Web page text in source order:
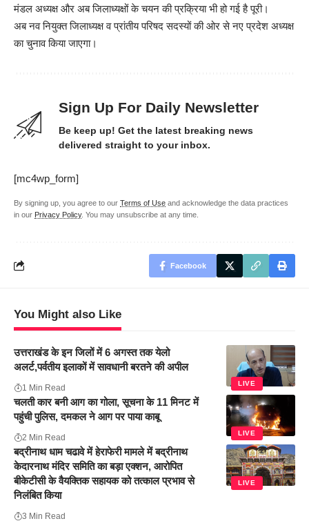
मंडल अध्यक्ष और अब जिलाध्यक्षों के चयन की प्रक्रिया भी हो गई है पूरी।
अब नव नियुक्त जिलाध्यक्ष व प्रांतीय परिषद सदस्यों की ओर से नए प्रदेश अध्यक्ष
का चुनाव किया जाएगा।
Sign Up For Daily Newsletter
Be keep up! Get the latest breaking news
delivered straight to your inbox.
[mc4wp_form]
By signing up, you agree to our Terms of Use and acknowledge the data practices
in our Privacy Policy. You may unsubscribe at any time.
Facebook
You Might also Like
LIVE
उत्तराखंड के इन जिलों में 6 अगस्त तक येलो
अलर्ट,पर्वतीय इलाकों में सावधानी बरतने की अपील
1 Min Read
LIVE
चलती कार बनी आग का गोला, सूचना के 11 मिनट में
पहुंची पुलिस, दमकल ने आग पर पाया काबू
2 Min Read
LIVE
बद्रीनाथ धाम चढावे में हेराफेरी मामले में बद्रीनाथ
केदारनाथ मंदिर समिति का बड़ा एक्शन, आरोपित
बीकेटीसी के वैयक्तिक सहायक को तत्काल प्रभाव से
निलंबित किया
3 Min Read